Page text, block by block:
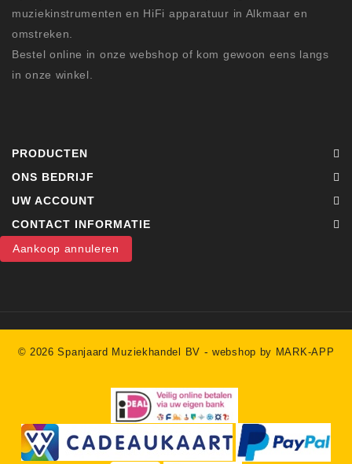
muziekinstrumenten en HiFi apparatuur in Alkmaar en
omstreken.
Bestel online in onze webshop of kom gewoon eens langs
in onze winkel.
PRODUCTEN
ONS BEDRIJF
UW ACCOUNT
CONTACT INFORMATIE
Aankoop annuleren
© 2026 Spanjaard Muziekhandel BV -webshop by MARK-APP